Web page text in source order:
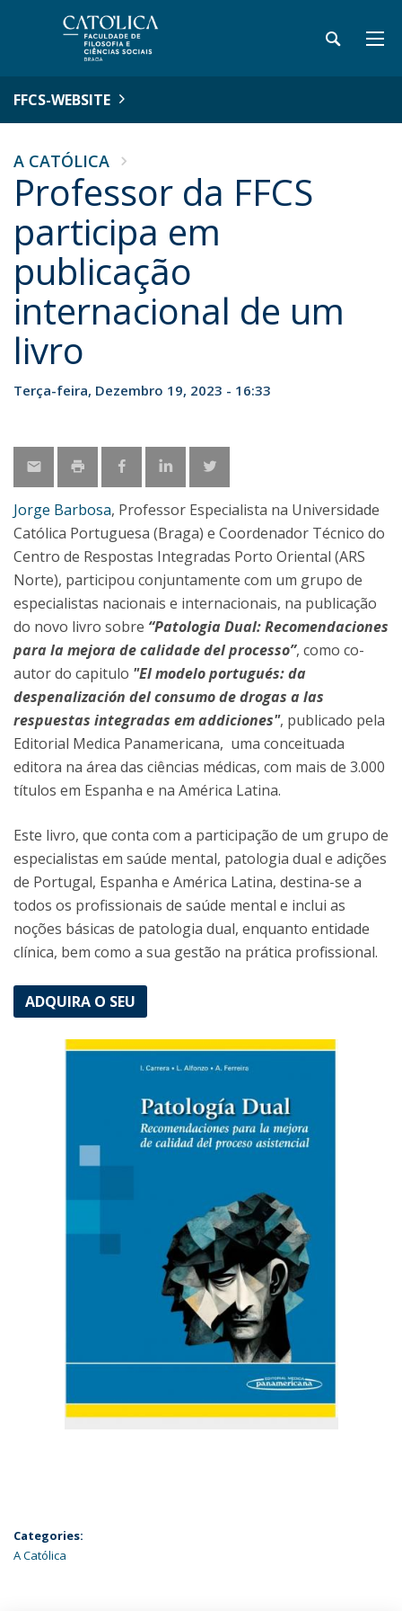
FFCS-WEBSITE
A CATÓLICA
Professor da FFCS
participa em
publicação
internacional de um
livro
Terça-feira, Dezembro 19, 2023 - 16:33
Jorge Barbosa, Professor Especialista na Universidade
Católica Portuguesa (Braga) e Coordenador Técnico do
Centro de Respostas Integradas Porto Oriental (ARS
Norte), participou conjuntamente com um grupo de
especialistas nacionais e internacionais, na publicação
do novo livro sobre “Patologia Dual: Recomendaciones
para la mejora de calidade del processo”, como co-
autor do capitulo "El modelo portugués: da
despenalización del consumo de drogas a las
respuestas integradas em addiciones", publicado pela
Editorial Medica Panamericana, uma conceituada
editora na área das ciências médicas, com mais de 3.000
títulos em Espanha e na América Latina.
Este livro, que conta com a participação de um grupo de
especialistas em saúde mental, patologia dual e adições
de Portugal, Espanha e América Latina, destina-se a
todos os profissionais de saúde mental e inclui as
noções básicas de patologia dual, enquanto entidade
clínica, bem como a sua gestão na prática profissional.
ADQUIRA O SEU
Categories:
A Católica